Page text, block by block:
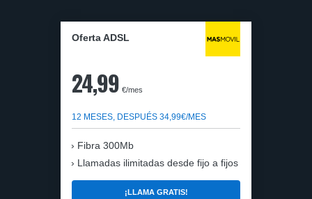
Oferta ADSL
24,99 €/mes
12 MESES, DESPUÉS 34,99€/MES
Fibra 300Mb
Llamadas ilimitadas desde fijo a fijos
¡LLAMA GRATIS!